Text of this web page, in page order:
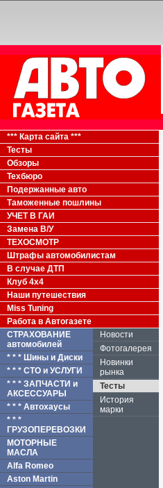
*** Карта сайта ***
Тесты
Обзоры
Техбюро
Подержанные авто
Таможенные пошлины
УЧЕТ В ГАИ
Замена В/У
ТЕХОСМОТР
Штрафы автомобилистам
В случае ДТП
Клуб 4x4
Наши путешествия
Miss Tuning
Работа в Автогазете
СТРАХОВАНИЕ
автомобилей
* * * Шины и Диски
* * * СТО и УСЛУГИ
* * * ЗАПЧАСТИ и
АКСЕССУАРЫ
* * * Автохаусы
* * *
ГРУЗОПЕРЕВОЗКИ
МОТОРНЫЕ
МАСЛА
Alfa Romeo
Aston Martin
Новости
Фотогалерея
Новинки
рынка
Тесты
История
марки